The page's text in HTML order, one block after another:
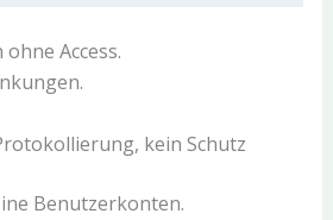
Access.
kein Schutz
Benutzerkonten.